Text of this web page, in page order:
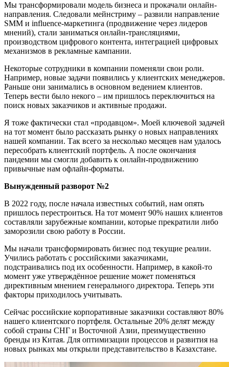
Мы трансформировали модель бизнеса и прокачали онлайн-
направления. Следовали мейнстриму – развили направление
SMM и influence-маркетинга (продвижение через лидеров
мнений), стали заниматься онлайн-трансляциями,
производством цифрового контента, интеграцией цифровых
механизмов в рекламные кампании.
Некоторые сотрудники в компании поменяли свои роли.
Например, новые задачи появились у клиентских менеджеров.
Раньше они занимались в основном ведением клиентов.
Теперь вести было некого – им пришлось переключиться на
поиск новых заказчиков и активные продажи.
Я тоже фактически стал «продавцом». Моей ключевой задачей
на тот момент было рассказать рынку о новых направлениях
нашей компании. Так всего за несколько месяцев нам удалось
пересобрать клиентский портфель. А после окончания
пандемии мы смогли добавить к онлайн-продвижению
привычные нам офлайн-форматы.
Вынужденный разворот №2
В 2022 году, после начала известных событий, нам опять
пришлось перестроиться. На тот момент 90% наших клиентов
составляли зарубежные компании, которые прекратили либо
заморозили свою работу в России.
Мы начали трансформировать бизнес под текущие реалии.
Учились работать с российскими заказчиками,
подстраивались под их особенности. Например, в какой-то
момент уже утверждённое решение может поменяться
директивным мнением генерального директора. Теперь эти
факторы приходилось учитывать.
Сейчас российские корпоративные заказчики составляют 80%
нашего клиентского портфеля. Остальные 20% делят между
собой страны СНГ и Восточной Азии, преимущественно
бренды из Китая. Для оптимизации процессов и развития на
новых рынках мы открыли представительство в Казахстане.